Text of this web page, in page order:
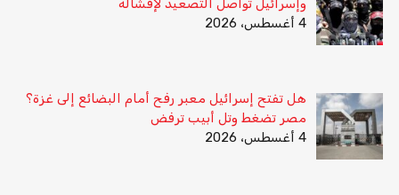
وإسرائيل تواصل التصعيد لإفشاله
4 أغسطس، 2026
هل تفتح إسرائيل معبر رفح أمام البضائع إلى غزة؟
مصر تضغط وتل أبيب ترفض
4 أغسطس، 2026